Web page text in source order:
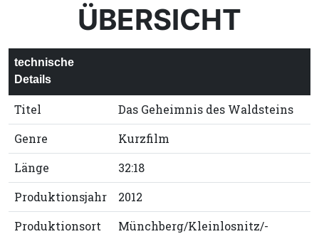
ÜBERSICHT
technische
Details
Titel
Das Geheimnis des Waldsteins
Genre
Kurzfilm
Länge
32:18
Produktionsjahr
2012
Produktionsort
Münchberg/­Kleinlosnitz/­